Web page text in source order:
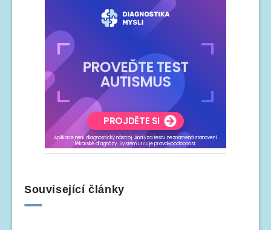
Související články